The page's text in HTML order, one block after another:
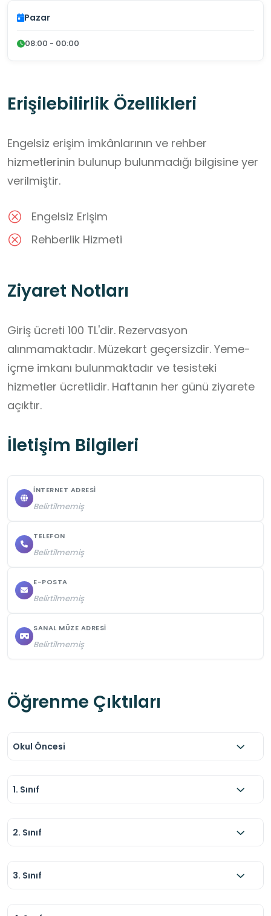
Pazar
08:00 - 00:00
Erişilebilirlik Özellikleri
Engelsiz erişim imkânlarının ve rehber
hizmetlerinin bulunup bulunmadığı bilgisine yer
verilmiştir.
Engelsiz Erişim
Rehberlik Hizmeti
Ziyaret Notları
Giriş ücreti 100 TL'dir. Rezervasyon
alınmamaktadır. Müzekart geçersizdir. Yeme-
içme imkanı bulunmaktadır ve tesisteki
hizmetler ücretlidir. Haftanın her günü ziyarete
açıktır.
İletişim Bilgileri
İNTERNET ADRESI
Belirtilmemiş
TELEFON
Belirtilmemiş
E-POSTA
Belirtilmemiş
SANAL MÜZE ADRESI
Belirtilmemiş
Öğrenme Çıktıları
Okul Öncesi
1. Sınıf
2. Sınıf
3. Sınıf